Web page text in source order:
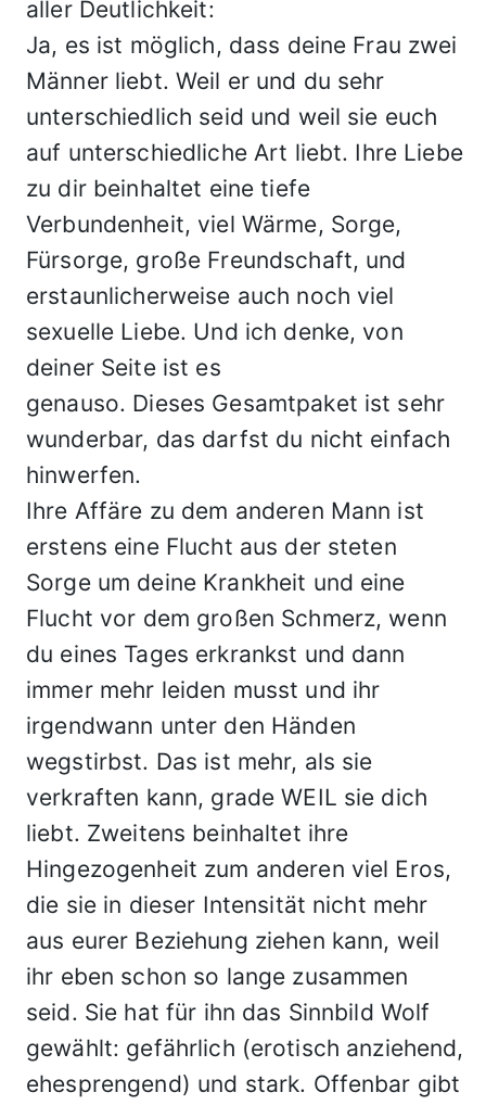
aller Deutlichkeit:
Ja, es ist möglich, dass deine Frau zwei
Männer liebt. Weil er und du sehr
unterschiedlich seid und weil sie euch
auf unterschiedliche Art liebt. Ihre Liebe
zu dir beinhaltet eine tiefe
Verbundenheit, viel Wärme, Sorge,
Fürsorge, große Freundschaft, und
erstaunlicherweise auch noch viel
sexuelle Liebe. Und ich denke, von
deiner Seite ist es
genauso. Dieses Gesamtpaket ist sehr
wunderbar, das darfst du nicht einfach
hinwerfen.
Ihre Affäre zu dem anderen Mann ist
erstens eine Flucht aus der steten
Sorge um deine Krankheit und eine
Flucht vor dem großen Schmerz, wenn
du eines Tages erkrankst und dann
immer mehr leiden musst und ihr
irgendwann unter den Händen
wegstirbst. Das ist mehr, als sie
verkraften kann, grade WEIL sie dich
liebt. Zweitens beinhaltet ihre
Hingezogenheit zum anderen viel Eros,
die sie in dieser Intensität nicht mehr
aus eurer Beziehung ziehen kann, weil
ihr eben schon so lange zusammen
seid. Sie hat für ihn das Sinnbild Wolf
gewählt: gefährlich (erotisch anziehend,
ehesprengend) und stark. Offenbar gibt